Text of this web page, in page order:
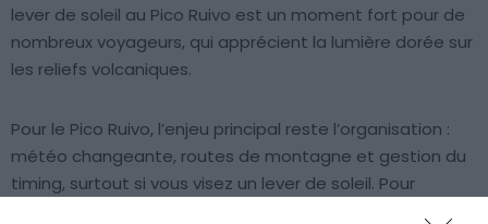
lever de soleil au Pico Ruivo est un moment fort pour de
nombreux voyageurs, qui apprécient la lumière dorée sur
les reliefs volcaniques.
Pour le Pico Ruivo, l’enjeu principal reste l’organisation :
météo changeante, routes de montagne et gestion du
timing, surtout si vous visez un lever de soleil. Pour